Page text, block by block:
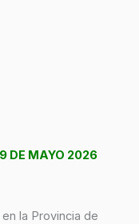
DE MAYO 2026
la Provincia de